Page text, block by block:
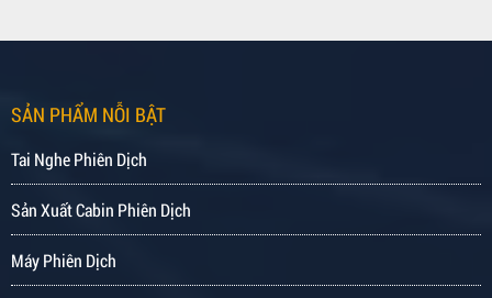
SẢN PHẨM NỖI BẬT
Tai Nghe Phiên Dịch
Sản Xuất Cabin Phiên Dịch
Máy Phiên Dịch